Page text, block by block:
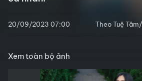
20/09/2023 07:00 Theo Tuệ
Xem toàn bộ ảnh